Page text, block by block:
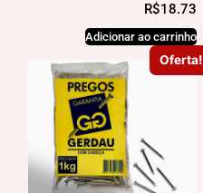
R$18.73
Adicionar ao carrinho
Oferta!